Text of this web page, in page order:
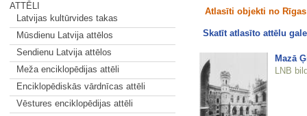
ATTĒLI
Latvijas kultūrvides takas
Mūsdienu Latvija attēlos
Sendienu Latvija attēlos
Meža enciklopēdijas attēli
Enciklopēdiskās vārdnīcas attēli
Vēstures enciklopēdijas attēli
Atlasīti objekti no
Skatīt atlasīto attēlu
Mazā
LNB